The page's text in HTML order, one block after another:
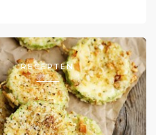
RECEPTEN